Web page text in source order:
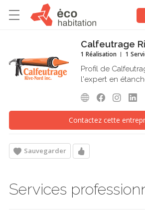
Calfeutrage
1 Réalisation 1
Profil de
l'expert en
Contactez cette
Sauvegarder
Services